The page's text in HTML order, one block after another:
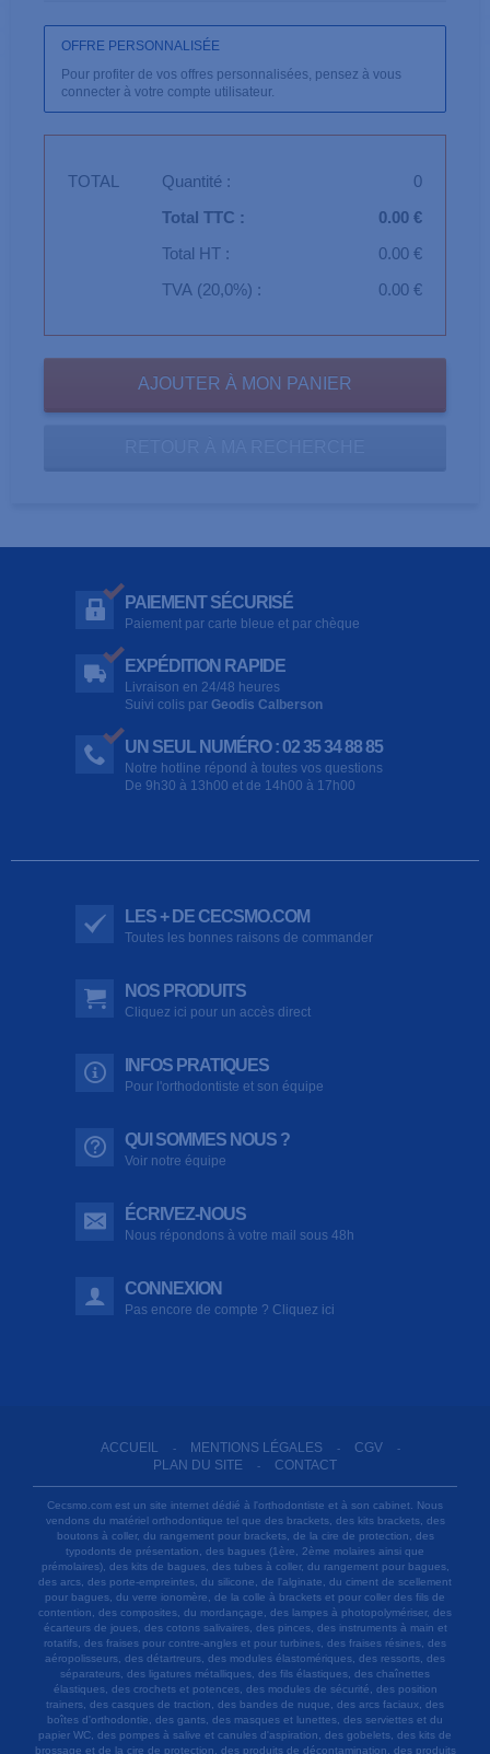
OFFRE PERSONNALISÉE
Pour profiter de vos offres personnalisées, pensez à vous
connecter à votre compte utilisateur.
TOTAL Quantité :
0
Total TTC :
0.00 €
Total HT :
0.00 €
TVA (20,0%) :
0.00 €
PAIEMENT SÉCURISÉ
Paiement par carte bleue et par chèque
EXPÉDITION RAPIDE
Livraison en 24/48 heures
Suivi colis par Geodis Calberson
UN SEUL NUMÉRO : 02 35 34 88 85
Notre hotline répond à toutes vos questions
De 9h30 à 13h00 et de 14h00 à 17h00
LES + DE CECSMO.COM
Toutes les bonnes raisons de commander
NOS PRODUITS
Cliquez ici pour un accès direct
INFOS PRATIQUES
Pour l'orthodontiste et son équipe
QUI SOMMES NOUS ?
Voir notre équipe
ÉCRIVEZ-NOUS
Nous répondons à votre mail sous 48h
CONNEXION
Pas encore de compte ? Cliquez ici
ACCUEIL - MENTIONS LÉGALES - CGV -
PLAN DU SITE - CONTACT
Cecsmo.com est un site internet dédié à l'orthodontiste et à son cabinet. Nous
vendons du matériel orthodontique tel que des brackets, des kits brackets, des
boutons à coller, du rangement pour brackets, de la cire de protection, des
typodonts de présentation, des bagues (1ère, 2ème molaires ainsi que
prémolaires), des kits de bagues, des tubes à coller, du rangement pour bagues,
des arcs, des porte-empreintes, du silicone, de l'alginate, du ciment de scellement
pour bagues, du verre ionomère, de la colle à brackets et pour coller des fils de
contention, des composites, du mordançage, des lampes à photopolymériser, des
écarteurs de joues, des cotons salivaires, des pinces, des instruments à main et
rotatifs, des fraises pour contre-angles et pour turbines, des fraises résines, des
aéropolisseurs, des détartreurs, des modules élastomériques, des ressorts, des
séparateurs, des ligatures métalliques, des fils élastiques, des chaînettes
élastiques, des crochets et potences, des modules de sécurité, des position
trainers, des casques de traction, des bandes de nuque, des arcs faciaux, des
boîtes d'orthodontie, des gants, des masques et lunettes, des serviettes et du
papier WC, des pompes à salive et canules d'aspiration, des gobelets, des kits de
brossage et de la cire de protection, des produits de décontamination, des produits